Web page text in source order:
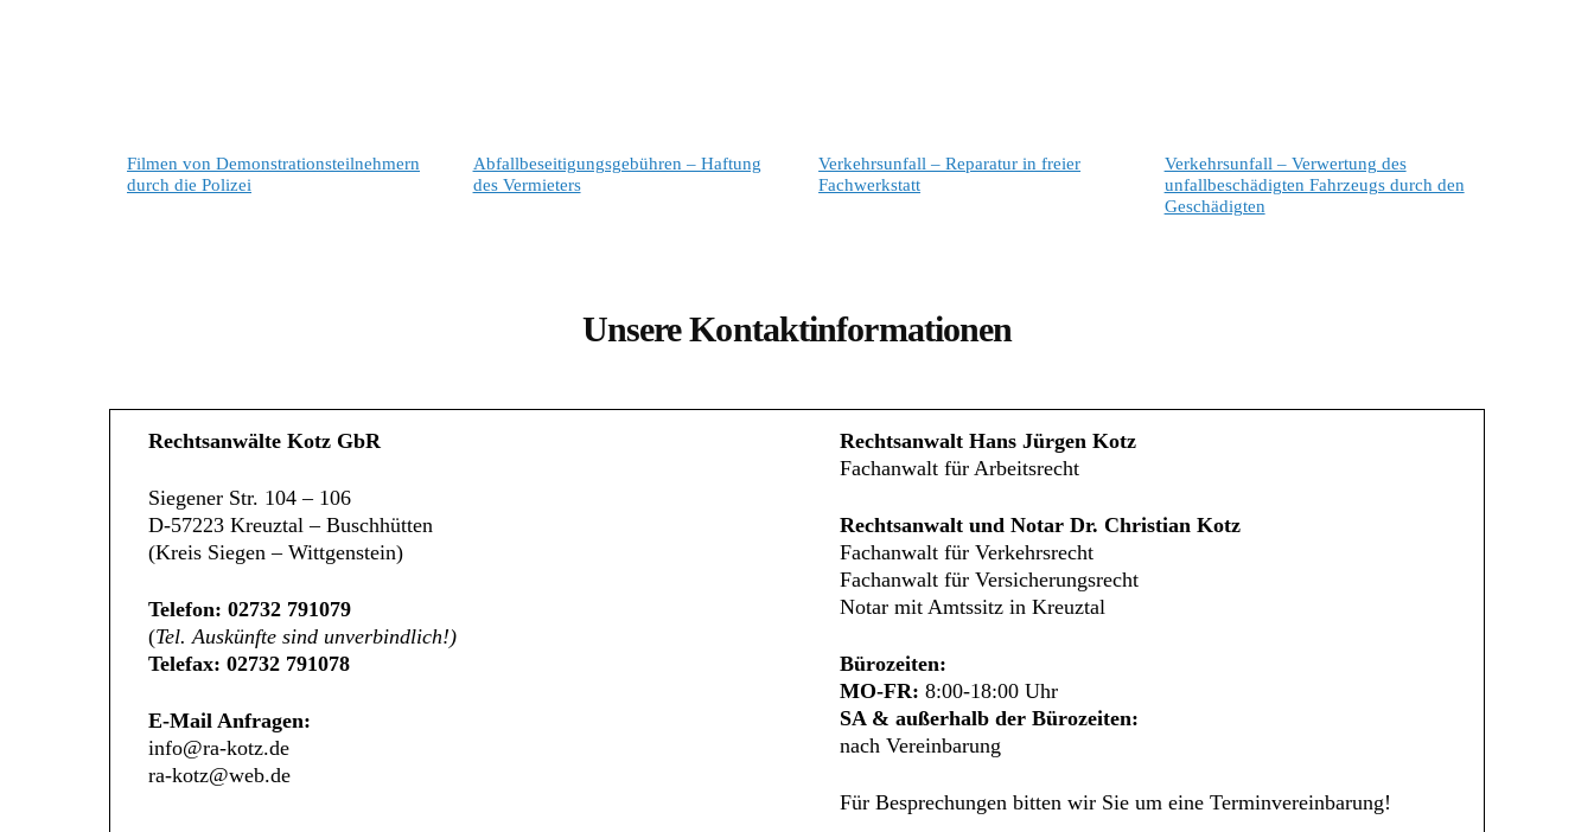
Filmen von Demonstrationsteilnehmern
durch die Polizei
Abfallbeseitigungsgebühren – Haftung
des Vermieters
Verkehrsunfall – Reparatur in freier
Fachwerkstatt
Verkehrsunfall – Verwertung des
unfallbeschädigten Fahrzeugs durch den
Geschädigten
Unsere Kontaktinformationen
Rechtsanwälte Kotz GbR
Siegener Str. 104 – 106
D-57223 Kreuztal – Buschhütten
(Kreis Siegen – Wittgenstein)
Telefon: 02732 791079
(Tel. Auskünfte sind unverbindlich!)
Telefax: 02732 791078
E-Mail Anfragen:
info@ra-kotz.de
ra-kotz@web.de
Rechtsanwalt Hans Jürgen Kotz
Fachanwalt für Arbeitsrecht
Rechtsanwalt und Notar Dr. Christian Kotz
Fachanwalt für Verkehrsrecht
Fachanwalt für Versicherungsrecht
Notar mit Amtssitz in Kreuztal
Bürozeiten:
MO-FR: 8:00-18:00 Uhr
SA & außerhalb der Bürozeiten:
nach Vereinbarung
Für Besprechungen bitten wir Sie um eine Terminvereinbarung!